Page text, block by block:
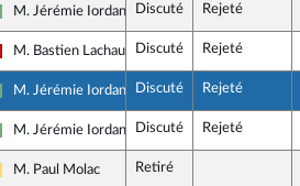
Écologiste et Social
M. Jérémie IordanoffDiscuté Rejeté
La France insoumise - Nouveau Front Populaire
M. Bastien Lachaud Discuté Rejeté
Écologiste et Social
M. Jérémie IordanoffDiscuté Rejeté
Écologiste et Social
M. Jérémie IordanoffDiscuté Rejeté
Libertés, Indépendants, Outre-mer et Territoires
M. Paul Molac Retiré